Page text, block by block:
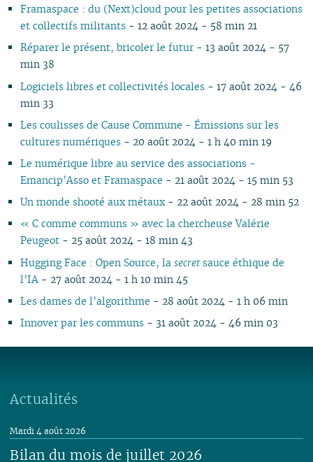
01
01
01
01
01
01
01
01
02
02
01
Framaspace : du (Next)cloud pour les petites associations
et collectifs militants- 12 août 2024 - 58 min 21
Réparer le présent, bricoler le futur - 13 août 2024 - 57
min 38
Logiciels libres et collectivités locales- 17 août 2024 - 46
min 33
Les coulisses de Cause Commune - Émissions sur les
cultures numériques- 20 août 2024 - 1 h 40 min 19
Le numérique libre au service des associations -
Emancip’Asso et Framaspace - 21 août 2024 - 15 min 53
Un monde shooté aux métaux- 22 août 2024 - 28 min 52
« C comme communs » avec la chercheuse Valérie
Peugeot- 25 août 2024 - 18 min 43
Hugging Face : Open Source, la secretsauce éthique de
l’IA - 27 août 2024 - 1 h 10 min 45
Les dames de l’algorithme - 28 août 2024 - 1 h 06 min
Innover par les communs- 31 août 2024 - 46 min 03
Actualités
Bilan du mois de juillet 2026
Mardi 4 août 2026